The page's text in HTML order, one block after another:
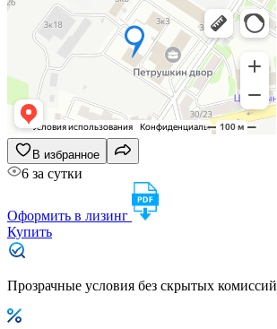
В избранное
6 за сутки
Оформить в лизинг
Купить
Прозрачные условия без скрытых комиссий